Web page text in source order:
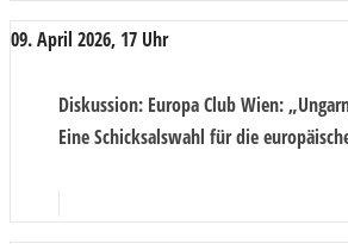
09. April 2026, 17 Uhr
Diskussion: Europa Club Wien:
Eine Schicksalswahl für die